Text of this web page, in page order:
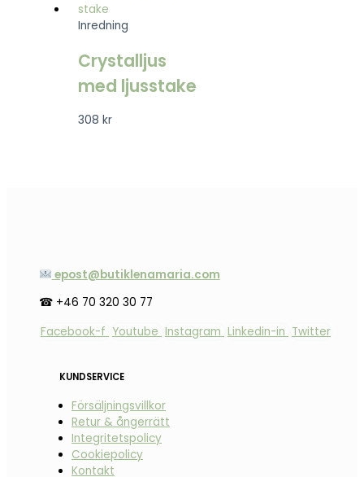
Inredning
Crystalljus
med ljusstake
308kr
epost@butiklenamaria.com
☎ +46 70 320 30 77
Facebook-f Youtube Instagram Linkedin-in Twitter
KUNDSERVICE
Försäljningsvillkor
Retur & ångerrätt
Integritetspolicy
Cookiepolicy
Kontakt